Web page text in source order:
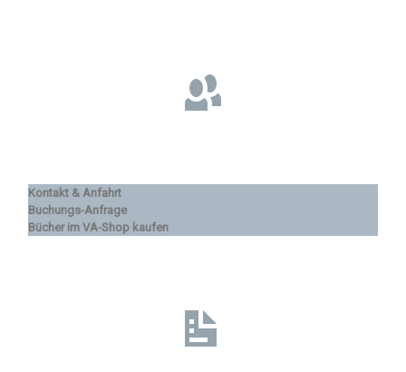
Kontakt & Anfahrt
Buchungs-Anfrage
Bücher im VA-Shop kaufen